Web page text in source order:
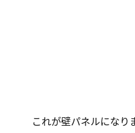
これが壁パネルになり